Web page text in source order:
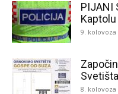
PIJANI
9. kolovoza
8. kolovoza